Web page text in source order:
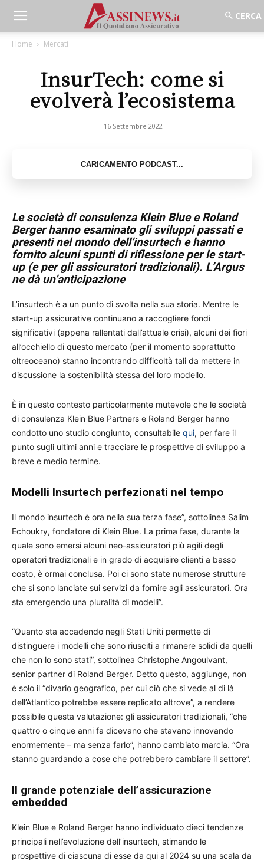
Home Mercati
InsurTech: come si
evolverà l’ecosistema
16 Settembre 2022
Le società di consulenza Klein Blue e Roland
Berger hanno esaminato gli sviluppi passati e
presenti nel mondo dell’insurtech e hanno
fornito alcuni spunti di riflessione per le start-
up (e per gli assicuratori tradizionali). L’Argus
ne dà un’anticipazione
L’insurtech è a un punto di svolta nella sua storia. Mentre le
start-up assicurative continuano a raccogliere fondi
significativi (appena rallentati dall’attuale crisi), alcuni dei fiori
all’occhiello di questo mercato (per il momento soprattutto
oltreoceano) stanno incontrando difficoltà tali da mettere in
discussione la sostenibilità stessa del loro modello.
È in questo contesto particolarmente mutevole che le società
di consulenza Klein Blue Partners e Roland Berger hanno
condotto uno studio congiunto, consultabile qui, per fare il
punto sugli ultimi anni e tracciare le prospettive di sviluppo a
breve e medio termine.
Modelli Insurtech perfezionati nel tempo
Il mondo insurtech è ora nella sua terza fase”, sottolinea Salim
Echoukry, fondatore di Klein Blue. La prima fase, durante la
quale sono emersi alcuni neo-assicuratori più agili degli
operatori tradizionali e in grado di acquisire clienti a basso
costo, è ormai conclusa. Poi ci sono state numerose strutture
che si sono lanciate sui servizi da fornire agli assicuratori. Ora
sta emergendo una pluralità di modelli”.
“Quanto sta accadendo negli Stati Uniti permette di
distinguere i modelli che sono riusciti a rimanere solidi da quelli
che non lo sono stati”, sottolinea Christophe Angoulvant,
senior partner di Roland Berger. Detto questo, aggiunge, non
è solo il “divario geografico, per cui ciò che si vede al di là
dell’Atlantico potrebbe essere replicato altrove”, a rendere
possibile questa valutazione: gli assicuratori tradizionali, “che
quattro o cinque anni fa dicevano che stavano innovando
enormemente – ma senza farlo”, hanno cambiato marcia. “Ora
stanno guardando a cose che potrebbero cambiare il settore”.
Il grande potenziale dell’assicurazione
embedded
Klein Blue e Roland Berger hanno individuato dieci tendenze
principali nell’evoluzione dell’insurtech, stimando le
prospettive di ciascuna di esse da qui al 2024 su una scala da